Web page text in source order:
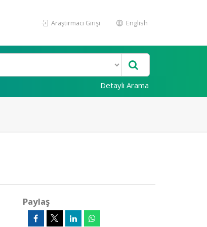
Araştırmacı Girişi English
Detaylı Arama
Paylaş